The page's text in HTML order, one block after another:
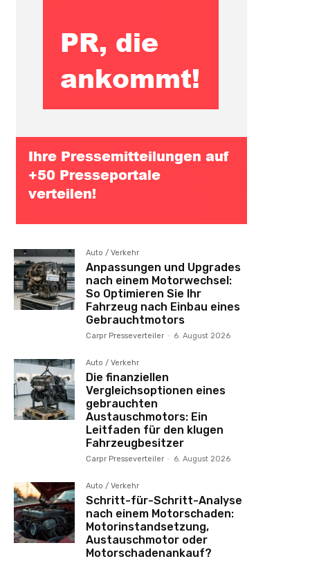
Auto / Verkehr
Anpassungen und Upgrades
nach einem Motorwechsel:
So Optimieren Sie Ihr
Fahrzeug nach Einbau eines
Gebrauchtmotors
Carpr Presseverteiler - 6. August 2026
Auto / Verkehr
Die finanziellen
Vergleichsoptionen eines
gebrauchten
Austauschmotors: Ein
Leitfaden für den klugen
Fahrzeugbesitzer
Carpr Presseverteiler - 6. August 2026
Auto / Verkehr
Schritt-für-Schritt-Analyse
nach einem Motorschaden:
Motorinstandsetzung,
Austauschmotor oder
Motorschadenankauf?